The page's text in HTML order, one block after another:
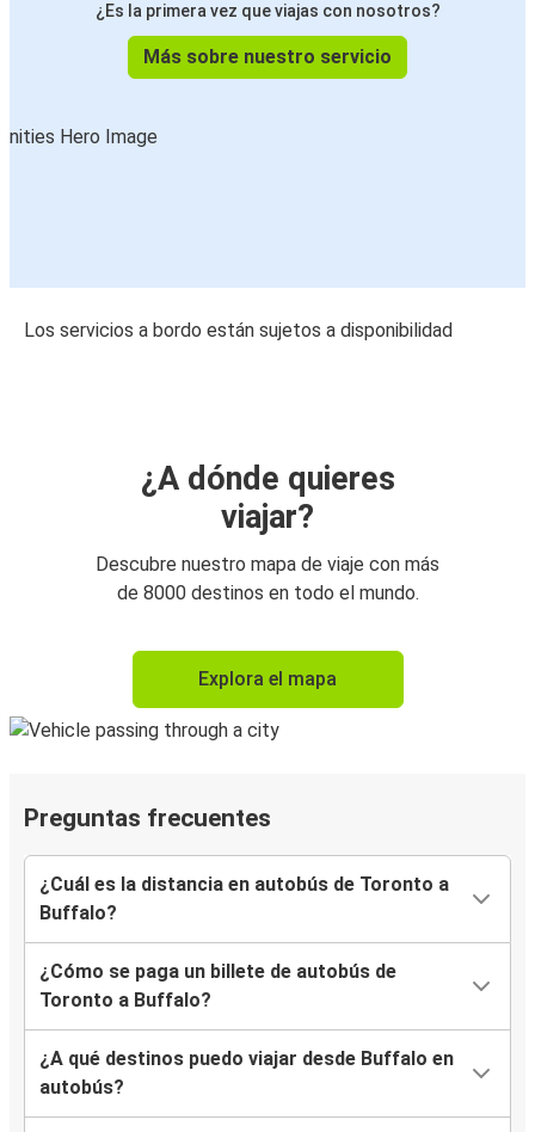
¿Es la primera vez que viajas con nosotros?
Más sobre nuestro servicio
Los servicios a bordo están sujetos a disponibilidad
¿A dónde quieres
viajar?
Descubre nuestro mapa de viaje con más
de 8000 destinos en todo el mundo.
Explora el mapa
Preguntas frecuentes
¿Cuál es la distancia en autobús de Toronto a
Buffalo?
¿Cómo se paga un billete de autobús de
Toronto a Buffalo?
¿A qué destinos puedo viajar desde Buffalo en
autobús?